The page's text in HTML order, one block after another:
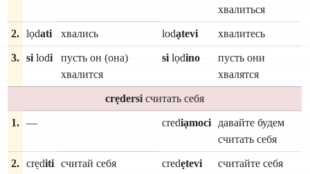
хвалиться
2. lọdati хвались lodạtevi хвалитесь
3. si lodi
пусть он (она)
хвалится
si lọdino
пусть они
хвалятся
crẹdersi считать себя
1. — crediạmoci
давайте будем
считать себя
2. crẹditi считай себя credẹtevi считайте себя